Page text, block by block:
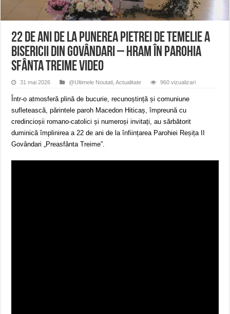
ANUNŢ OPRIRE APĂ în CARANSEBEȘ – 04.08.2026 – avarie – Calea
ANUNŢ OPRIRE APĂ în CARANSEBEȘ avarie
22 de ani de la punerea pietrei de temelie a
bisericii din Govândari – Hram în Parohia
Sfânta Treime VIDEO
31 mai 2026 @Ultimele Noutati ,Actualitate 960 vizualizari
Într-o atmosferă plină de bucurie, recunoștință și comuniune
sufletească, părintele paroh Macedon Hiticaș, împreună cu
credincioșii romano-catolici și numeroși invitați, au sărbătorit
duminică împlinirea a 22 de ani de la înființarea Parohiei Reșița II
Govândari „Preasfânta Treime”.